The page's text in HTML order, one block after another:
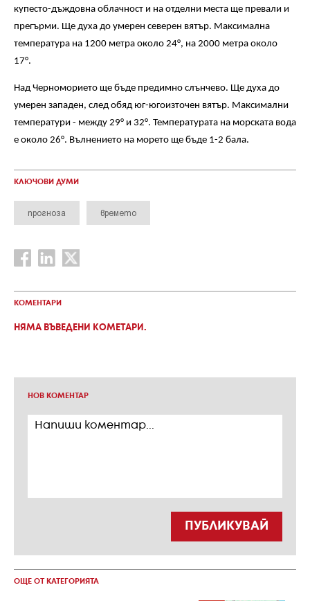
купесто-дъждовна облачност и на отделни места ще превали и
прегърми. Ще духа до умерен северен вятър. Максимална
температура на 1200 метра около 24°, на 2000 метра около
17°.
Над Черноморието ще бъде предимно слънчево. Ще духа до
умерен западен, след обяд юг-югоизточен вятър. Максимални
температури - между 29° и 32°. Температурата на морската вода
е около 26°. Вълнението на морето ще бъде 1-2 бала.
КЛЮЧОВИ ДУМИ
прогноза времето
КОМЕНТАРИ
НЯМА ВЪВЕДЕНИ КОМЕТАРИ.
НОВ КОМЕНТАР
ПУБЛИКУВАЙ
ОЩЕ ОТ КАТЕГОРИЯТА